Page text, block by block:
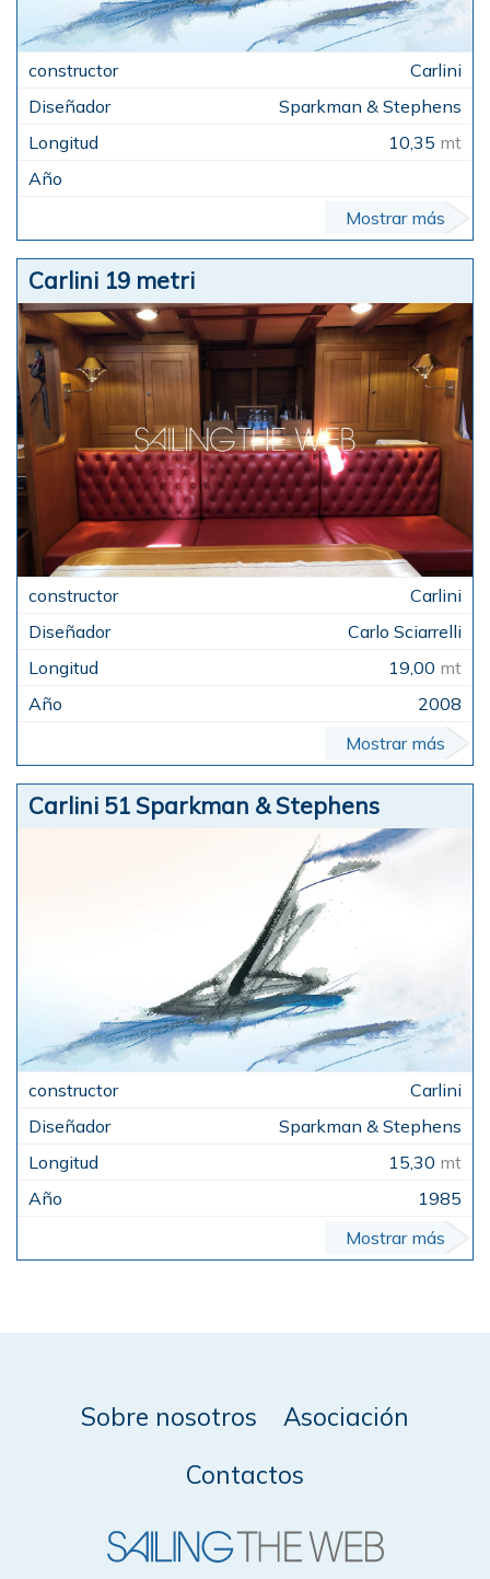
Carlini
Sparkman & Stephens
10,35 mt
Mostrar más
Carlini 19 metri
Carlini
Carlo Sciarrelli
19,00 mt
2008
Mostrar más
Carlini 51 Sparkman & Stephens
Carlini
Sparkman & Stephens
15,30 mt
1985
Mostrar más
Sobre nosotros
Asociación
Contactos